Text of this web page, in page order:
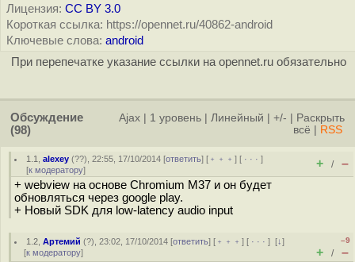
Лицензия: CC BY 3.0
Короткая ссылка: https://opennet.ru/40862-android
Ключевые слова: android
При перепечатке указание ссылки на opennet.ru обязательно
Обсуждение
(98)
Ajax 1 уровень Линейный +/-
Раскрыть
всё
RSS
1.1 ,alexey (??), 22:55, 17/10/2014 [ответить] [ ﹢﹢﹢] [ · · ·]
[к модератору] + / –
+ webview на основе Chromium M37 и он будет
обновляться через google play.
+ Новый SDK для low-latency audio input
1.2 ,Артемий (?), 23:02, 17/10/2014 [ответить] [ ﹢﹢﹢] [ · · ·][↓]
[к модератору]
–9
+ / –